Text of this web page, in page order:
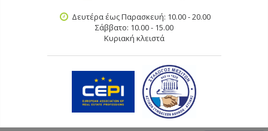
Δευτέρα έως Παρασκευή: 10.00 - 20.00
Σάββατο: 10.00 - 15.00
Κυριακή κλειστά